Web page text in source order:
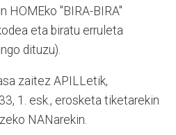
HOMEko "BIRA-BIRA"
eta biratu erruleta
dituzu).
zaitez APILLetik,
1. esk., erosketa tiketarekin
NANarekin.